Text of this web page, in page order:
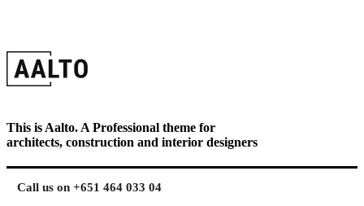
This is Aalto. A Professional theme for
architects, construction and interior designers
Call us on +651 464 033 04